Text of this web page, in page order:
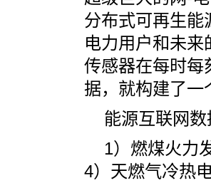
分布式可再生能
电力用户和未
传感器在每时每
据，就构建了一
能源互联网
1）燃煤火力
4）天燃气冷热